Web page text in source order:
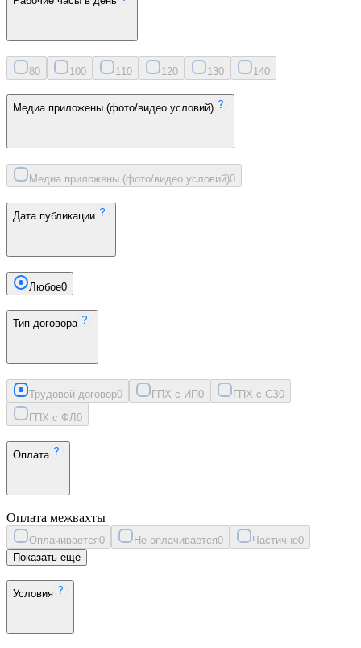
80 100 11 0 120 130 140
Медиа приложены (фото/видео условий)
Медиа приложены (фото/видео условий)0
Дата публикации
Любое0
Тип договора
Трудовой договор0 ГПХ с ИП0 ГПХ с СЗ0
ГПХ с ФЛ 0
Оплата
Оплата межвахты
Оплачивается0 Не оплачивается0 Частично0
Показать ещё
Условия